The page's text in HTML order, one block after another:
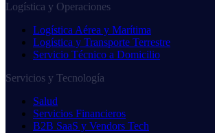
Logística y Operaciones
Logística Aérea y Marítima
Logística y Transporte Terrestre
Servicio Técnico a Domicilio
Servicios y Tecnología
Salud
Servicios Financieros
B2B SaaS y Vendors Tech